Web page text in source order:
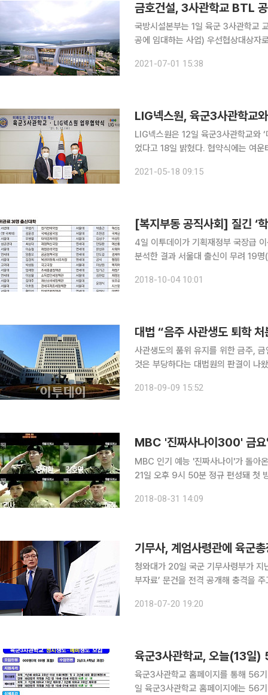
금호건설, 3사관학교 BTL
국방시설본부는 1일 육군 3사관학교
공에 임대하는 사업) 우선협상대상자로 금호건설
2021-07-01 15:38
LIG넥스원, 육군3사관학교
LIG넥스원은 12일 육군3사관학교와
었다고 18일 밝혔다. 협약식에는 여운태 육군3사관학교장과 권병현 C4ISTAR 사업부문장 등 주요
등 미래 국방기술 R&D(연구ㆍ개발)
2021-05-18 09:15
[복지부동 공직사회] 질긴 ‘
4일 이투데이가 기획재정부 국장급
분석한 결과 서울대 출신이 무려 19
88.8%를 차지했다. 나머지는 성균관
2018-10-04 10:01
대법 “음주 사관생도 퇴학
사관생도의 품위 유지를 위한 금주,
것은 부당하다는 대법원의 판결이 나왔다. 사관학교 입교 시 생도 스스로가 이러한 행동
2018-09-09 15:52
MBC 인기 예능 '진짜사나이'가 돌아온다. 31일 MBC 측에 따르면 '진짜 사나이 300'
21일 오후 9시 50분 정규 편성돼 첫 방송된다. 이로써 '진짜 사나이 300'은
한민국 육군본부가
2018-08-31 14:09
기무사, 계엄사령관에 육군
청와대가 20일 국군 기무사령부가 지
부자료’ 문건을 전격 공개해 충격을
2018-07-20 19:20
육군3사관학교 홈페이지를 통해 56
일 육군3사관학교 홈페이지에는 56